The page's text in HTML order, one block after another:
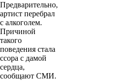
Предварительно,
артист перебрал
с алкоголем.
Причиной
такого
поведения стала
ссора с дамой
сердца,
сообщают СМИ.